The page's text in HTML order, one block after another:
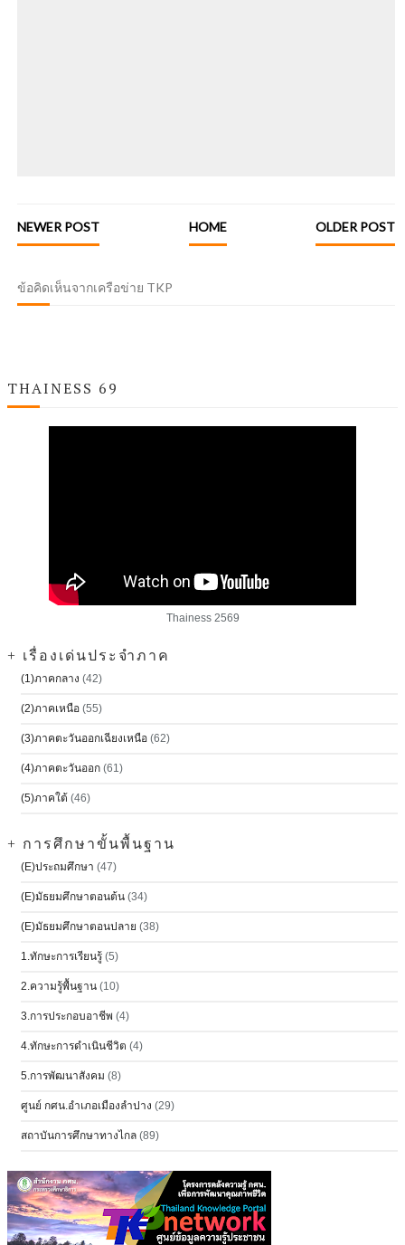
NEWER POST OLDER POST
HOME
ข้อคิดเห็นจากเครือข่าย TKP
THAINESS 69
Thainess 2569
+ เรื่องเด่นประจำภาค
(1)ภาคกลาง (42)
(2)ภาคเหนือ (55)
(3)ภาคตะวันออกเฉียงเหนือ (62)
(4)ภาคตะวันออก (61)
(5)ภาคใต้ (46)
+ การศึกษาขั้นพื้นฐาน
(E)ประถมศึกษา (47)
(E)มัธยมศึกษาตอนต้น (34)
(E)มัธยมศึกษาตอนปลาย (38)
1.ทักษะการเรียนรู้ (5)
2.ความรู้พื้นฐาน (10)
3.การประกอบอาชีพ (4)
4.ทักษะการดำเนินชีวิต (4)
5.การพัฒนาสังคม (8)
ศูนย์ กศน.อำเภอเมืองลำปาง (29)
สถาบันการศึกษาทางไกล (89)